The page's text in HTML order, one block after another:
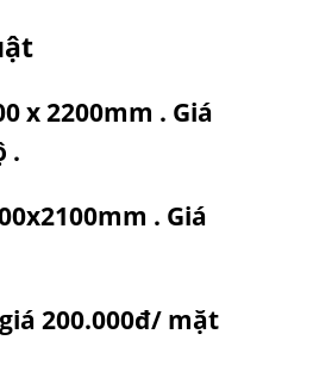
x 2200mm . Giá
.
. Giá
200.000đ/ mặt